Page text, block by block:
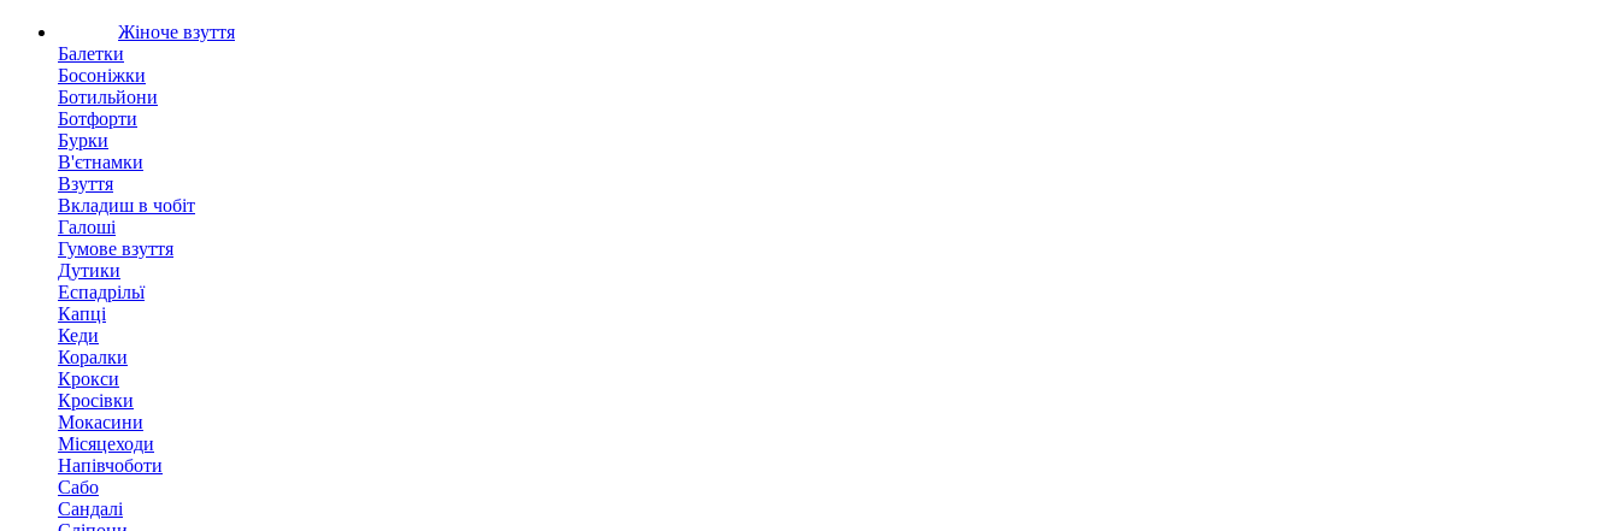
Жіноче взуття
Балетки
Босоніжки
Ботильйони
Ботфорти
Бурки
В'єтнамки
Взуття
Вкладиш в чобіт
Галоші
Гумове взуття
Дутики
Еспадрільї
Капці
Кеди
Коралки
Крокси
Кросівки
Мокасини
Місяцеходи
Напівчоботи
Сабо
Сандалі